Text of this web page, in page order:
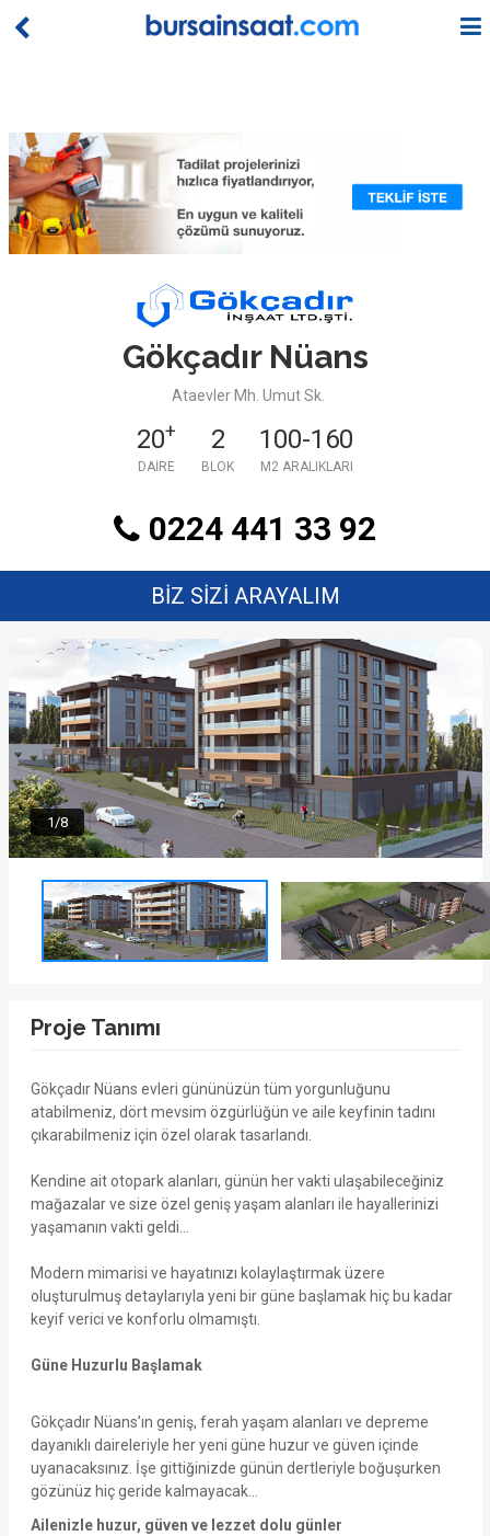
Gökçadır Nüans
Ataevler Mh. Umut Sk.
20+
DAIRE
2
BLOK
100-160
M2 ARALIKLARI
0224 441 33 92
BİZ SİZİ ARAYALIM
1/8
Proje Tanımı
Gökçadır Nüans evleri gününüzün tüm yorgunluğunu
atabilmeniz, dört mevsim özgürlüğün ve aile keyfinin tadını
çıkarabilmeniz için özel olarak tasarlandı.
Kendine ait otopark alanları, günün her vakti ulaşabileceğiniz
mağazalar ve size özel geniş yaşam alanları ile hayallerinizi
yaşamanın vakti geldi...
Modern mimarisi ve hayatınızı kolaylaştırmak üzere
oluşturulmuş detaylarıyla yeni bir güne başlamak hiç bu kadar
keyif verici ve konforlu olmamıştı.
Güne Huzurlu Başlamak
Gökçadır Nüans’ın geniş, ferah yaşam alanları ve depreme
dayanıklı daireleriyle her yeni güne huzur ve güven içinde
uyanacaksınız. İşe gittiğinizde günün dertleriyle boğuşurken
gözünüz hiç geride kalmayacak...
Ailenizle huzur, güven ve lezzet dolu günler